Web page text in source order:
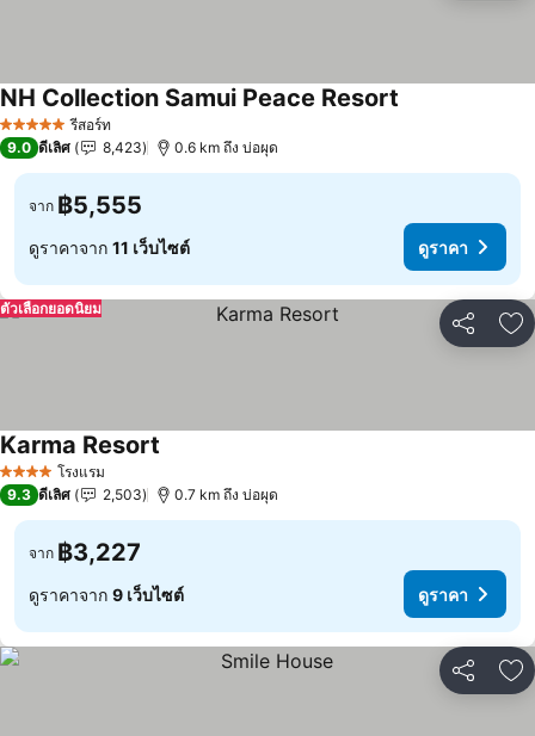
5 ดาว รีสอร์ท
NH Collection Samui Peace Resort
9.0 ดีเลิศ 8,423 0.6 km ถึง บ่อผุด
จาก ฿5,555
ดูราคาจาก 11 เว็บไซต์ ดูราคา
แชร์ เ
ตัวเลือกยอดนิยม
4 ดาว โรงแรม
Karma Resort
9.3 ดีเลิศ 2,503 0.7 km ถึง บ่อผุด
จาก ฿3,227
ดูราคาจาก 9 เว็บไซต์ ดูราคา
แชร์ เ